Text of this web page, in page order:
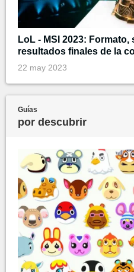
LoL - MSI 2023:
resultados finales de la
22 may 2023
Guías
por descubrir